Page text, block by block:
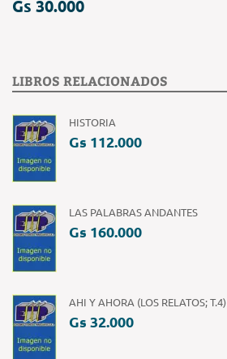
Gs 30.000
LIBROS RELACIONADOS
HISTORIA
Gs 112.000
LAS PALABRAS ANDANTES
Gs 160.000
AHI Y AHORA (LOS RELATOS; T.4)
Gs 32.000